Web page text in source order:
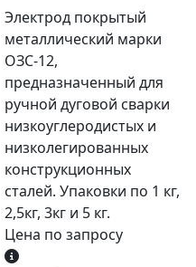
Электрод покрытый
металлический марки
ОЗС-12,
предназначенный для
ручной дуговой сварки
низкоуглеродистых и
низколегированных
конструкционных
сталей. Упаковки по 1 кг,
2,5кг, 3кг и 5 кг.
Цена по запросу